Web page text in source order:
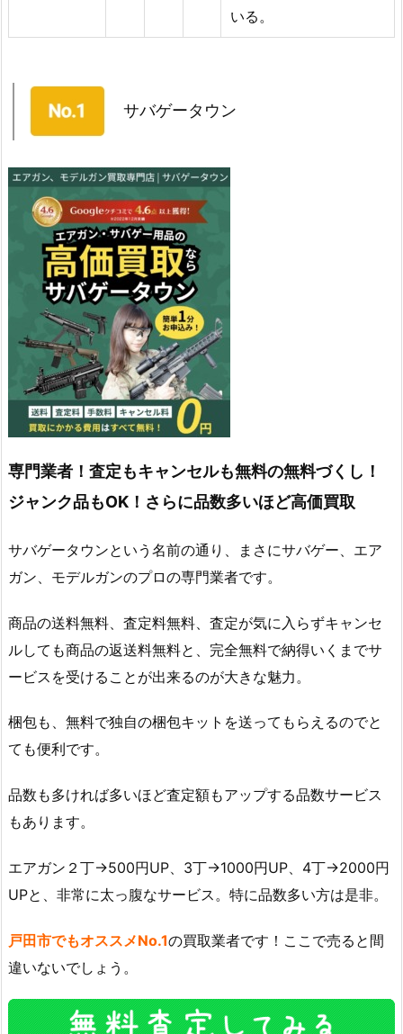
いる。
サバゲータウン
専門業者！査定もキャンセルも無料の無料づくし！
ジャンク品もOK！さらに品数多いほど高価買取
サバゲータウンという名前の通り、まさにサバゲー、エア
ガン、モデルガンのプロの専門業者です。
商品の送料無料、査定料無料、査定が気に入らずキャンセ
ルしても商品の返送料無料と、完全無料で納得いくまでサ
ービスを受けることが出来るのが大きな魅力。
梱包も、無料で独自の梱包キットを送ってもらえるのでと
ても便利です。
品数も多ければ多いほど査定額もアップする品数サービス
もあります。
エアガン２丁→500円UP、3丁→1000円UP、4丁→2000円
UPと、非常に太っ腹なサービス。特に品数多い方は是非。
戸田市でもオススメNo.1の買取業者です！ここで売ると間
違いないでしょう。